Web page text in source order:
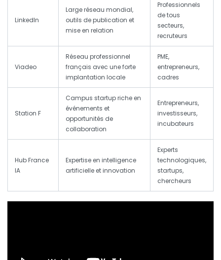
LinkedIn
Large réseau mondial,
outils de publication et
mise en relation
Professionnels
de tous
secteurs,
recruteurs
Viadeo
Réseau professionnel
français avec une forte
implantation locale
PME,
entrepreneurs,
cadres
Station F
Campus startup riche en
événements et
opportunités de
collaboration
Entrepreneurs,
investisseurs,
incubateurs
Hub France
IA
Expertise en intelligence
artificielle et innovation
Experts
technologiques,
startups,
chercheurs